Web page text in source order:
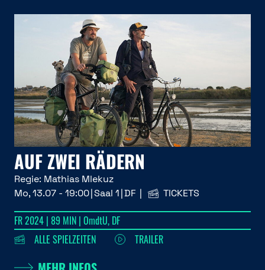
AUF ZWEI RÄDERN
Regie: Mathias Mlekuz
Mo, 13.07 - 19:00 Saal 1 DF TICKETS
FR 2024 | 89 MIN | OmdtU, DF
ALLE SPIELZEITEN
TRAILER